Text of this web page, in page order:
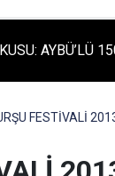
PLAZMA
FESTİVALİ